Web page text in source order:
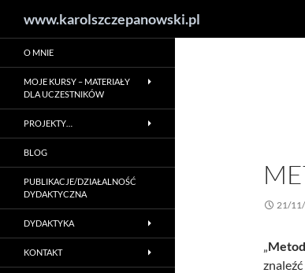
Przejdź
do
treści
www.karolszczepanowski.pl
21/
„
O MNIE
MOJE KURSY – MATERIAŁY
DLA UCZESTNIKÓW
PROJEKTY…
BLOG
PUBLIKACJE/DZIAŁALNOŚĆ
DYDAKTYCZNA
DYDAKTYKA
KONTAKT